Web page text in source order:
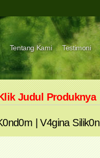
Tentang Kami Testimoni
Judul Produknya
|V4gina Silik0n